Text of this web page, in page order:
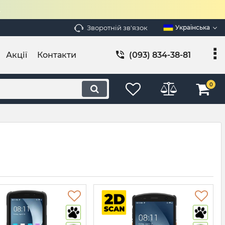
Зворотній зв'язок Українська
Акції Контакти (093) 834-38-81
0